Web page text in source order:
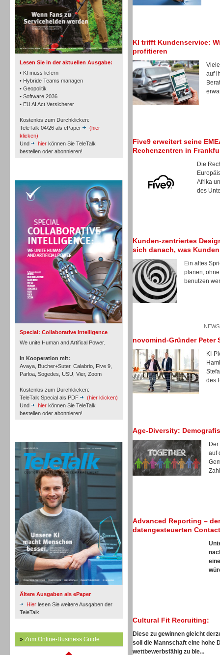
Lesen Sie in der aktuellen Ausgabe:
• KI muss liefern
• Hybride Teams managen
• Geopolitik
• Software 2036
• EU AI Act Versicherer
Kostenlos zum Durchklicken:
TeleTalk 04/26 als ePaper
(hier
klicken)
Und
hier können Sie TeleTalk
bestellen oder abonnieren!
Special: Collaborative Intelligence
We unite Human and Artifical Power.
In Kooperation mit:
Avaya, Bucher+Suter, Calabrio, Five 9,
Parloa, Sogedes, USU, Vier, Zoom
Kostenlos zum Durchklicken:
TeleTalk Special als PDF
(hier klicken)
Und
hier können Sie TeleTalk
bestellen oder abonnieren!
Ältere Ausgaben als ePaper
Hier lesen Sie weitere Ausgaben der
TeleTalk.
» Zum Online-Business Guide
TK- und ACD-Systeme
Workforce-Management
Personal
Inbound
Inbound
Inbound
KI trifft Kundenservice:
profitieren
auf
Five9 erweitert seine
Rechenzentren in
Die
Afrika
des
Kunden-zentriertes
sich danach, was
Ein altes
planen,
benutzen
novomind-Gründer Peter
KI-
des
Age-Diversity:
auf
Advanced Reporting –
datengesteuerten
Cultural Fit Recruiting:
Diese zu gewinnen gleicht
soll die Mannschaft eine hohe
wettbewerbsfähig zu ble...